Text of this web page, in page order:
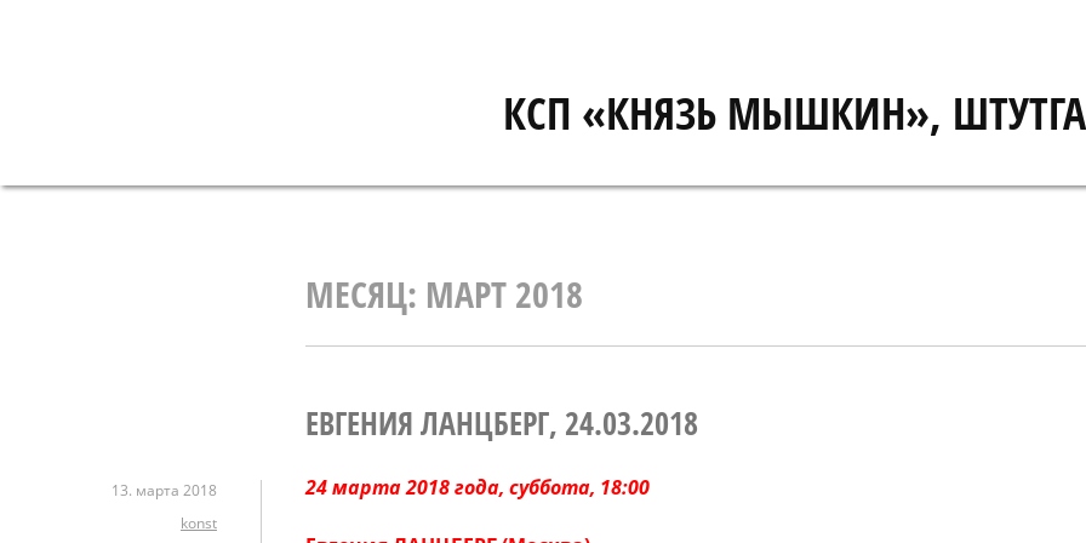
КСП «КНЯЗЬ МЫШКИН»,
МЕСЯЦ: МАРТ 2018
ЕВГЕНИЯ ЛАНЦБЕРГ, 24.03.2018
13. марта 2018
konst
24 марта 2018 года, суббота, 18:00